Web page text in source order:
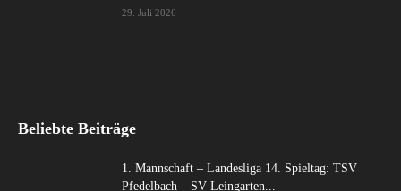
29. Juli 2026
Beliebte Beiträge
1. Mannschaft – Landesliga 14. Spieltag: TSV
Pfedelbach – SV Leingarten...